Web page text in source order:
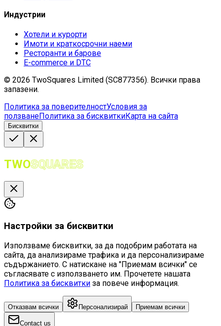
Индустрии
Хотели и курорти
Имоти и краткосрочни наеми
Ресторанти и барове
E-commerce и DTC
© 2026 TwoSquares Limited (SC877356). Всички права
запазени.
Политика за поверителностУсловия за
ползванеПолитика за бисквиткиКарта на сайта
Бисквитки
TWOSQUARES
Настройки за бисквитки
Използваме бисквитки, за да подобрим работата на
сайта, да анализираме трафика и да персонализираме
съдържанието. С натискане на "Приемам всички" се
съгласявате с използването им. Прочетете нашата
Политика за бисквитки за повече информация.
Отказвам всички Персонализирай Приемам всички
Contact us